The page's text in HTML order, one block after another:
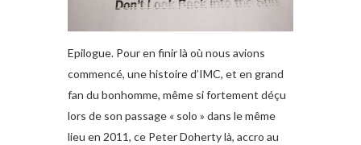
Epilogue. Pour en finir là où nous avions
commencé, une histoire d’IMC, et en grand
fan du bonhomme, même si fortement déçu
lors de son passage « solo » dans le même
lieu en 2011, ce Peter Doherty là, accro au